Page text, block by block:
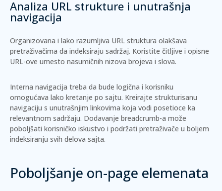
Analiza URL strukture i unutrašnja
navigacija
Organizovana i lako razumljiva URL struktura olakšava
pretraživačima da indeksiraju sadržaj. Koristite čitljive i opisne
URL-ove umesto nasumičnih nizova brojeva i slova.
Interna navigacija treba da bude logična i korisniku
omogućava lako kretanje po sajtu. Kreirajte strukturisanu
navigaciju s unutrašnjim linkovima koja vodi posetioce ka
relevantnom sadržaju. Dodavanje breadcrumb-a može
poboljšati korisničko iskustvo i podržati pretraživače u boljem
indeksiranju svih delova sajta.
Poboljšanje on-page elemenata